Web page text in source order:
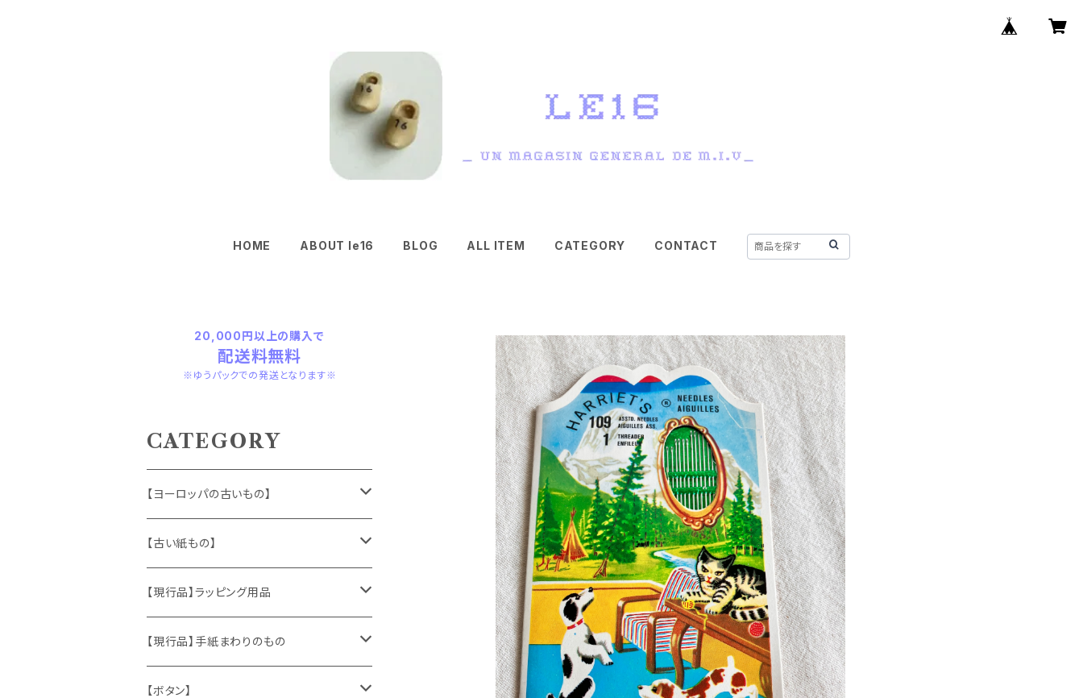
HOME ABOUT le16 BLOG ALL ITEM CATEGORY CONTACT
20,000円以上の購入で
配送料無料
※ゆうパックでの発送となります※
CATEGORY
【ヨーロッパの古いもの】
ヴィンテージアクセサリー
おもちゃ、ぬいぐるみ
くま、テディベア
うさぎ
ヴィンテージファブリック
ハンドメイド製品
【古い紙もの】
切手、FDC
ポストカード、カレンダー
マッチラベル、食品ラベル
【現行品】ラッピング用品
伝票、タグ、シール
袋、ラッピングペーパー
【現行品】手紙まわりのもの
封筒、ポストカード
【ボタン】